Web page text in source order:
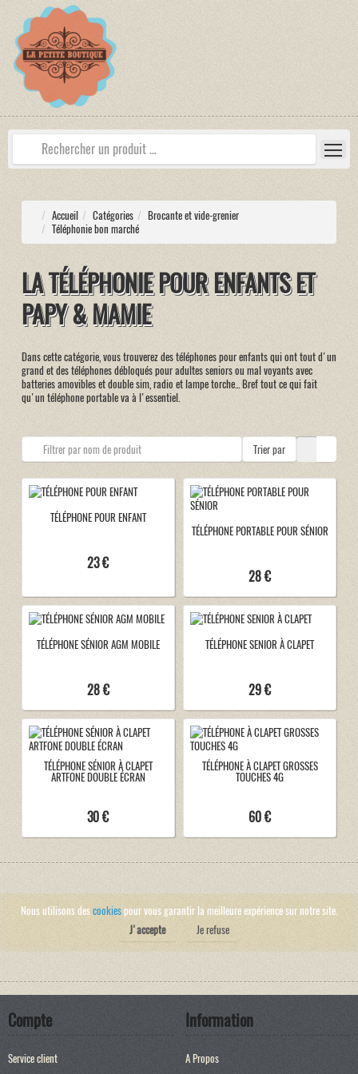
Accueil Catégories
Brocante et vide-grenier
Téléphonie bon marché
LA TÉLÉPHONIE POUR ENFANTS ET
PAPY & MAMIE
Dans cette catégorie, vous trouverez des téléphones pour enfants qui ont tout d'un
grand et des téléphones débloqués pour adultes seniors ou mal voyants avec
batteries amovibles et double sim, radio et lampe torche... Bref tout ce qui fait
qu'un téléphone portable va à l'essentiel.
Trier par
TÉLÉPHONE POUR ENFANT
23 €
TÉLÉPHONE PORTABLE POUR SÉNIOR
28 €
TÉLÉPHONE SÉNIOR AGM MOBILE
28 €
TÉLÉPHONE SENIOR À CLAPET
29 €
TÉLÉPHONE SÉNIOR À CLAPET
ARTFONE DOUBLE ÉCRAN
30 €
TÉLÉPHONE À CLAPET GROSSES
TOUCHES 4G
60 €
Nous utilisons descookiespour vous garantir la meilleure expérience sur notre site.
J'accepte
Je refuse
Compte
Service client
Information
A Propos